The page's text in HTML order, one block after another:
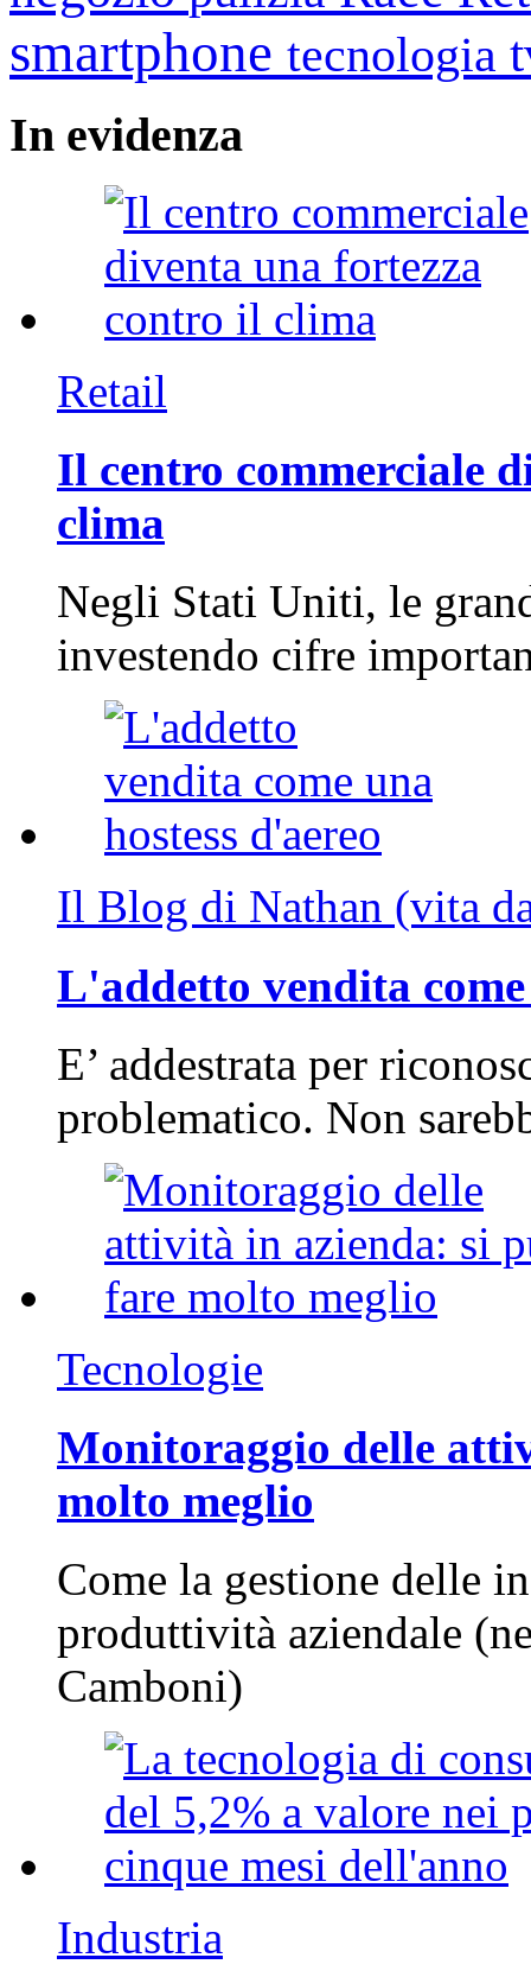
smartphone tecnologia
In evidenza
Retail
Il centro commerciale
clima
Negli Stati Uniti, le
investendo cifre
Il Blog di Nathan (vita
L'addetto vendita
E’ addestrata per
problematico. Non
Tecnologie
Monitoraggio delle
molto meglio
Come la gestione delle
produttività aziendale
Camboni)
Industria